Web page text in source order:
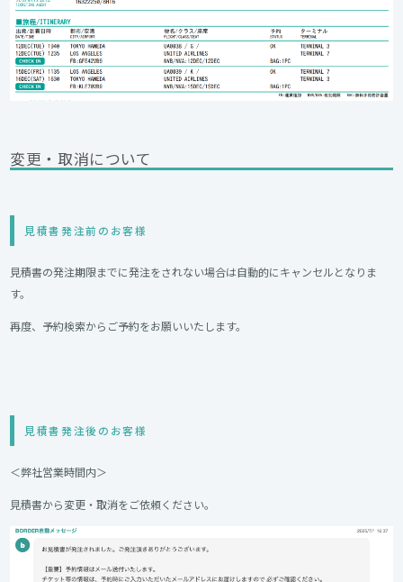
変更・取消について
見積書発注前のお客様
見積書の発注期限までに発注をされない場合は自動的にキャンセルとなりま
す。
再度、予約検索からご予約をお願いいたします。
見積書発注後のお客様
＜弊社営業時間内＞
見積書から変更・取消をご依頼ください。